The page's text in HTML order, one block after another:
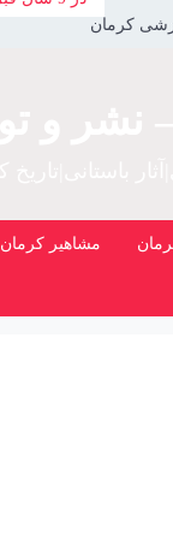
کرمان
مشاهیر کرمان